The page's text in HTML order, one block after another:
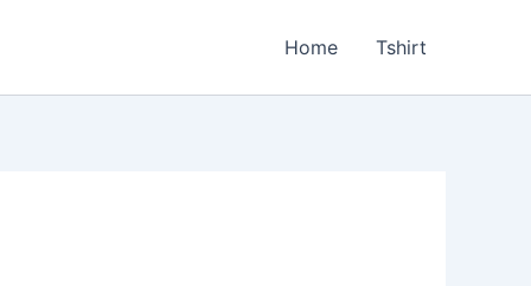
Home Tshirt